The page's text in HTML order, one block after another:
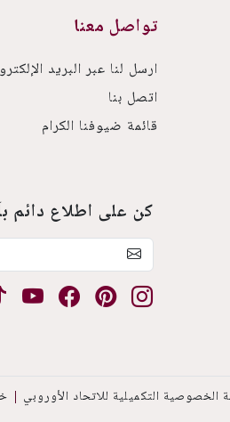
تواصل معنا
ارسل لنا عبر البريد
اتصل بنا
قائمة ضيوفنا الكرام
كن على اطلاع دائم
الخصوصية التكميلية للاتحاد الأوروبي